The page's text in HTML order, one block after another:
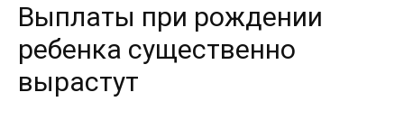
Выплаты при рождении
ребенка существенно
вырастут